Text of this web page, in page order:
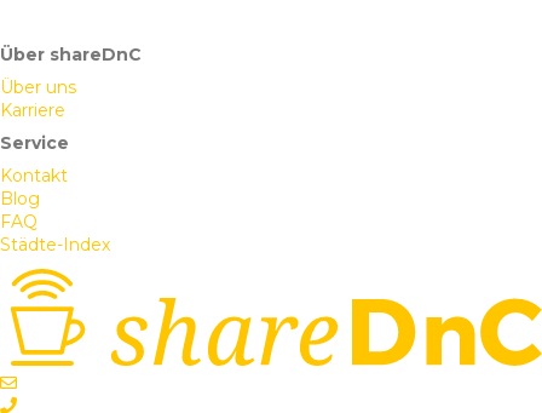
Über shareDnC
Über uns
Karriere
Service
Kontakt
Blog
FAQ
Städte-Index